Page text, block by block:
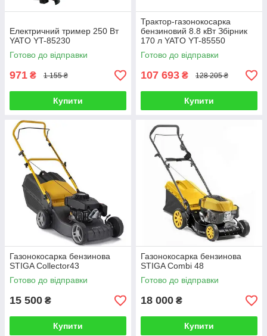
Електричний тример 250 Вт
YATO YT-85230
Готово до відправки
971 ₴ 1 155 ₴
Купити
Трактор-газонокосарка
бензиновий 8.8 кВт Збірник
170 л YATO YT-85550
Готово до відправки
107 693 ₴ 128 205 ₴
Купити
Газонокосарка бензинова
STIGA Collector43
Готово до відправки
15 500 ₴
Купити
Газонокосарка бензинова
STIGA Combi 48
Готово до відправки
18 000 ₴
Купити